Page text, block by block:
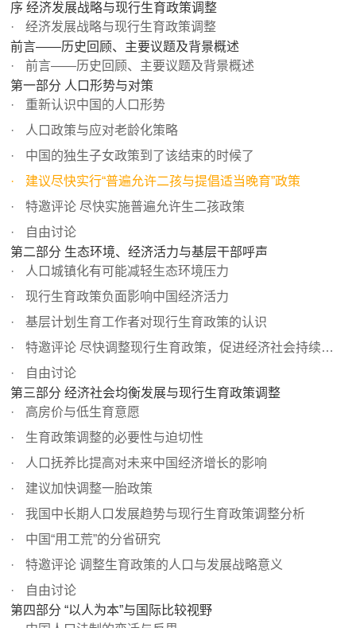
序 经济发展战略与现行生育政策调整
经济发展战略与现行生育政策调整
前言——历史回顾、主要议题及背景概述
前言——历史回顾、主要议题及背景概述
第一部分 人口形势与对策
重新认识中国的人口形势
人口政策与应对老龄化策略
中国的独生子女政策到了该结束的时候了
建议尽快实行“普遍允许二孩与提倡适当晚育”政策
特邀评论 尽快实施普遍允许生二孩政策
自由讨论
第二部分 生态环境、经济活力与基层干部呼声
人口城镇化有可能减轻生态环境压力
现行生育政策负面影响中国经济活力
基层计划生育工作者对现行生育政策的认识
特邀评论 尽快调整现行生育政策，促进经济社会持续发展
自由讨论
第三部分 经济社会均衡发展与现行生育政策调整
高房价与低生育意愿
生育政策调整的必要性与迫切性
人口抚养比提高对未来中国经济增长的影响
建议加快调整一胎政策
我国中长期人口发展趋势与现行生育政策调整分析
中国“用工荒”的分省研究
特邀评论 调整生育政策的人口与发展战略意义
自由讨论
第四部分 “以人为本”与国际比较视野